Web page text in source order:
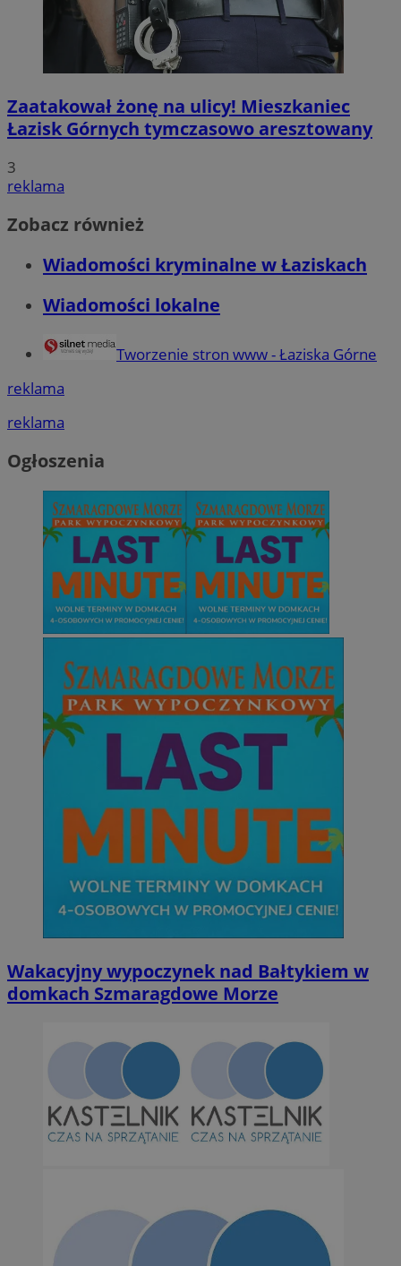
Zaatakował żonę na ulicy! Mieszkaniec
Łazisk Górnych tymczasowo aresztowany
3
reklama
Zobacz również
Wiadomości kryminalne w Łaziskach
Wiadomości lokalne
Tworzenie stron www - Łaziska Górne
reklama
reklama
Ogłoszenia
Wakacyjny wypoczynek nad Bałtykiem w
domkach Szmaragdowe Morze